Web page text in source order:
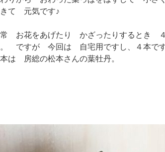
て 元気です♪
お花をあげたり かざったりすると
ですが 今回は 自宅用ですし、４本で
本は 房総の松本さんの葉牡丹。